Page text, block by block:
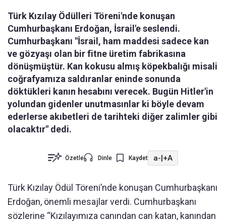
Türk Kızılay Ödülleri Töreni'nde konuşan
Cumhurbaşkanı Erdoğan, İsrail'e seslendi.
Cumhurbaşkanı "İsrail, ham maddesi sadece kan
ve gözyaşı olan bir fitne üretim fabrikasına
dönüşmüştür. Kan kokusu almış köpekbalığı misali
coğrafyamıza saldıranlar eninde sonunda
döktükleri kanın hesabını verecek. Bugün Hitler'in
yolundan gidenler unutmasınlar ki böyle devam
ederlerse akıbetleri de tarihteki diğer zalimler gibi
olacaktır" dedi.
Özetle Dinle Kaydet a-|+A
Türk Kızılay Ödül Töreni’nde konuşan Cumhurbaşkanı
Erdoğan, önemli mesajlar verdi. Cumhurbaşkanı
sözlerine “Kızılayımıza canından can katan, kanından